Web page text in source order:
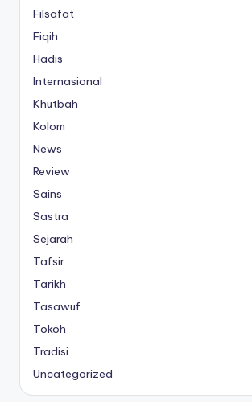
Filsafat
Fiqih
Hadis
Internasional
Khutbah
Kolom
News
Review
Sains
Sastra
Sejarah
Tafsir
Tarikh
Tasawuf
Tokoh
Tradisi
Uncategorized